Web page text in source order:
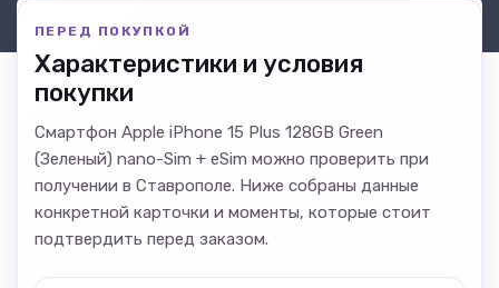
ПЕРЕД ПОКУПКОЙ
Характеристики и условия
покупки
Смартфон Apple iPhone 15 Plus 128GB Green
(Зеленый) nano-Sim + eSim можно проверить при
получении в Ставрополе. Ниже собраны данные
конкретной карточки и моменты, которые стоит
подтвердить перед заказом.